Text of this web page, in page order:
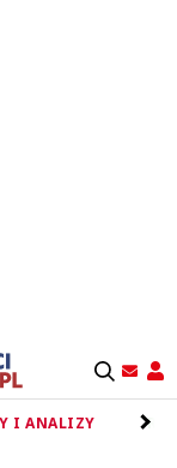
I ANALIZY